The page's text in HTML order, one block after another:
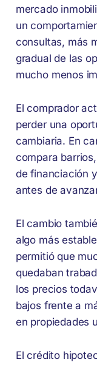
mercado
un
consultas, más
gradual de las
mucho menos
El comprador
perder una
cambiaria. En
compara
de financiación
antes de
El cambio
algo más
permitió que
quedaban
los precios
bajos frente a
en propiedades
El crédito